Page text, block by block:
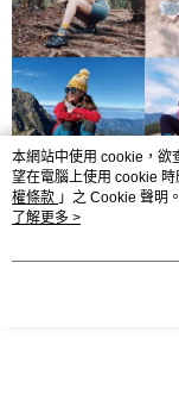
本網站中使用 cookie，欲
望在電腦上使用 cookie
權條款 」之 Cookie 聲明
用條款之 Cookie 聲明使用
了解更多 >